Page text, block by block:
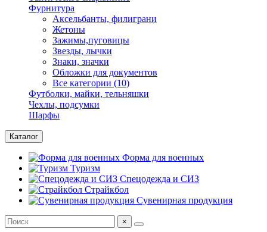
Фурнитура
Аксельбанты, филиграни
Жетоны
Зажимы,пуговицы
Звезды, лычки
Знаки, значки
Обложки для документов
Все категории (10)
Футболки, майки, тельняшки
Чехлы, подсумки
Шарфы
Каталог
Форма для военных
Туризм
Спецодежда и СИЗ
Страйкбол
Сувенирная продукция
×